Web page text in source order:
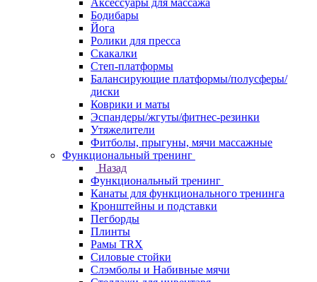
Аксессуары для массажа
Бодибары
Йога
Ролики для пресса
Скакалки
Степ-платформы
Балансирующие платформы/полусферы/
диски
Коврики и маты
Эспандеры/жгуты/фитнес-резинки
Утяжелители
Фитболы, прыгуны, мячи массажные
Функциональный тренинг
Назад
Функциональный тренинг
Канаты для функционального тренинга
Кронштейны и подставки
Пегборды
Плинты
Рамы TRX
Силовые стойки
Слэмболы и Набивные мячи